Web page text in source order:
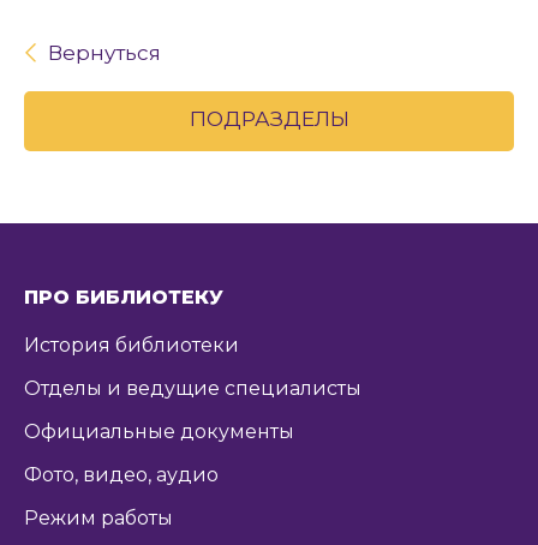
Вернуться
ПОДРАЗДЕЛЫ
ПРО БИБЛИОТЕКУ
История библиотеки
Отделы и ведущие специалисты
Официальные документы
Фото, видео, аудио
Режим работы